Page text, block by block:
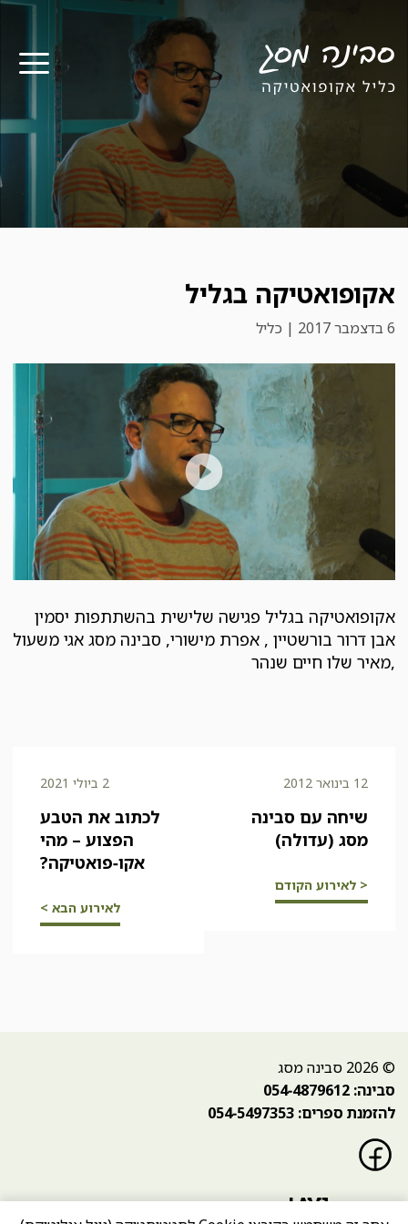
אקופואטיקה בגליל
6 בדצמבר 2017 | כליל
בגליל
אקופואטיקה בגליל פגישה שלישית בהשתתפות יסמין
אבן דרור בורשטיין , אפרת מישורי, סבינה מסג אגי משעול
,מאיר שלו חיים שנהר
12 בינואר 2012
שיחה עם סבינה
מסג (עדולה)
< לאירוע הקודם
2 ביולי 2021
לכתוב את הטבע
הפצוע – מהי
אקו-פואטיקה?
לאירוע הבא >
© 2026 סבינה מסג
סבינה: 054-4879612
להזמנת ספרים: 054-5497353
בניית אתר: